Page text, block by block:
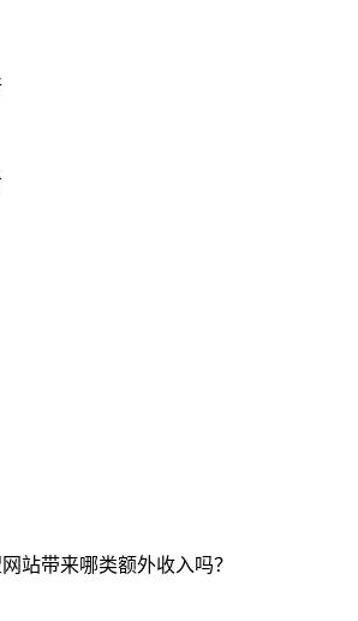
站带来哪类额外收入吗？